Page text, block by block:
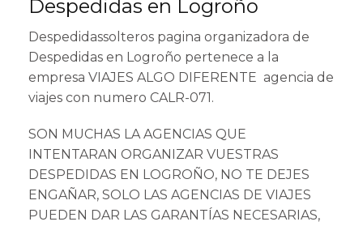
Despedidas en Logroño
Despedidassolteros pagina organizadora de
Despedidas en Logroño pertenece a la
empresa VIAJES ALGO DIFERENTE agencia de
viajes con numero CALR-071.
SON MUCHAS LA AGENCIAS QUE
INTENTARAN ORGANIZAR VUESTRAS
DESPEDIDAS EN LOGROÑO, NO TE DEJES
ENGAÑAR, SOLO LAS AGENCIAS DE VIAJES
PUEDEN DAR LAS GARANTÍAS NECESARIAS,